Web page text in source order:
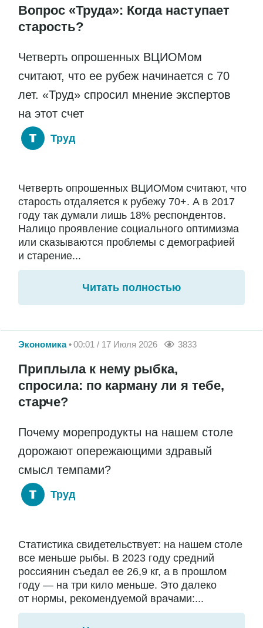
Вопрос «Труда»: Когда наступает
старость?
Четверть опрошенных ВЦИОМом
считают, что ее рубеж начинается с 70
лет. «Труд» спросил мнение экспертов
на этот счет
Труд
Четверть опрошенных ВЦИОМом считают, что
старость отдаляется к рубежу 70+. А в 2017
году так думали лишь 18% респондентов.
Налицо проявление социального оптимизма
или сказываются проблемы с демографией
и старение...
Читать полностью
Экономика 00:01 / 17 Июля 2026 3833
Приплыла к нему рыбка,
спросила: по карману ли я тебе,
старче?
Почему морепродукты на нашем столе
дорожают опережающими здравый
смысл темпами?
Труд
Статистика свидетельствует: на нашем столе
все меньше рыбы. В 2023 году средний
россиянин съедал ее 26,9 кг, а в прошлом
году — на три кило меньше. Это далеко
от нормы, рекомендуемой врачами:...